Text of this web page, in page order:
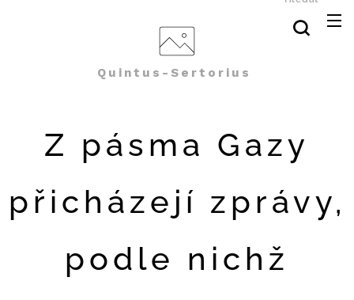
Quintus-Sertorius
Z pásma Gazy
přicházejí zprávy,
podle nichž